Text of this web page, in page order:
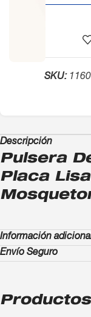
SKU:
Descripción
Pulsera
Placa
Información
Envío Seguro